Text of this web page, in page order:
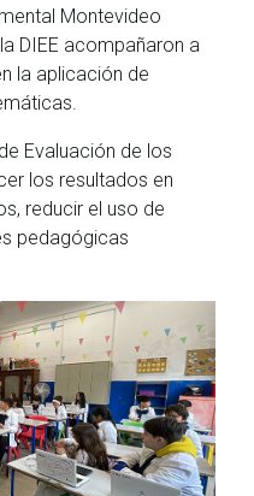
Montevideo
DIEE acompañaron a
la aplicación de
Evaluación de los
los resultados en
reducir el uso de
pedagógicas